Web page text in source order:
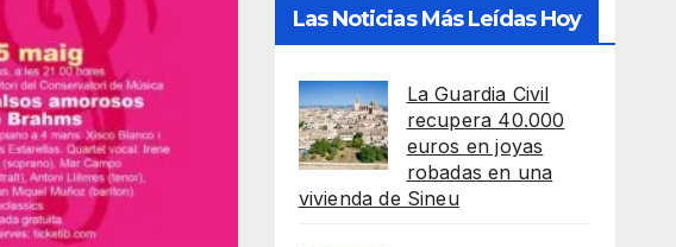
Las Noticias Más Leídas Hoy
La Guardia Civil
recupera 40.000
euros en joyas
robadas en una
vivienda de Sineu